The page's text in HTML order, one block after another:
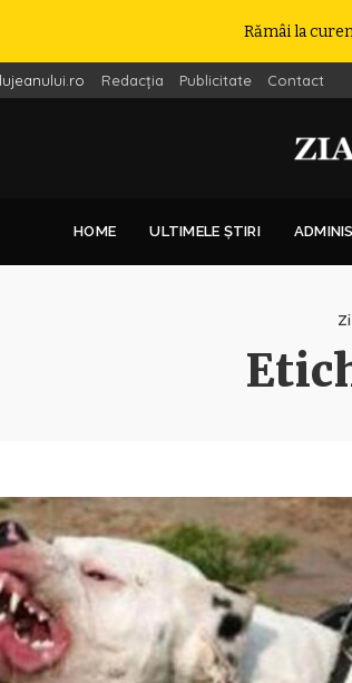
Rămâi la
Redacția Publicitate Contact
HOME ULTIMELE ȘTIRI